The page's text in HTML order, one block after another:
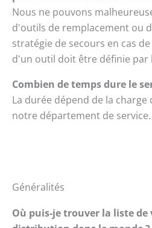
Nous ne pouvons
d'outils de remplacement ou
stratégie de secours en cas
d'un outil doit être définie par
Combien de temps dure le
La durée dépend de la charge
notre département de service.
Généralités
Où puis-je trouver la liste de